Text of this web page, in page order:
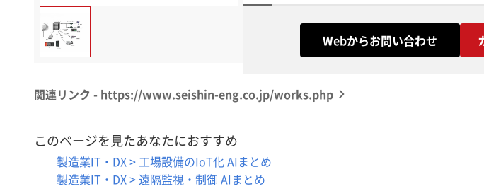
Webからお問い合わせ
関連リンク - https://www.seishin-eng.co.jp/works.php
このページを見たあなたにおすすめ
製造業IT・DX > 工場設備のIoT化 AIまとめ
製造業IT・DX > 遠隔監視・制御 AIまとめ